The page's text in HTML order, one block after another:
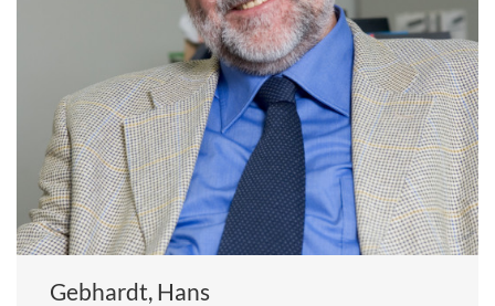
Gebhardt, Hans